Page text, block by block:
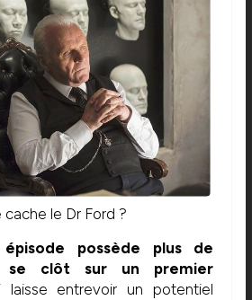
cache le Dr Ford ?
possède plus de
se clôt sur un premier
entrevoir un potentiel